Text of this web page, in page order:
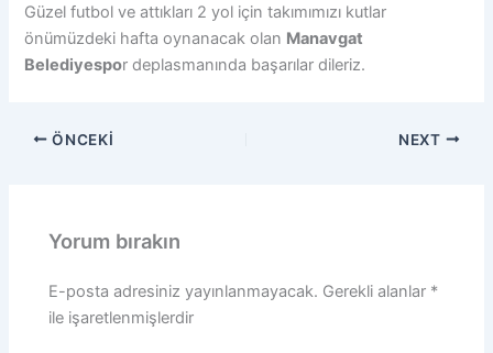
Güzel futbol ve attıkları 2 yol için takımımızı kutlar
önümüzdeki hafta oynanacak olan Manavgat
Belediyespor deplasmanında başarılar dileriz.
ÖNCEKI NEXT
Yorum bırakın
E-posta adresiniz yayınlanmayacak. Gerekli alanlar *
ile işaretlenmişlerdir